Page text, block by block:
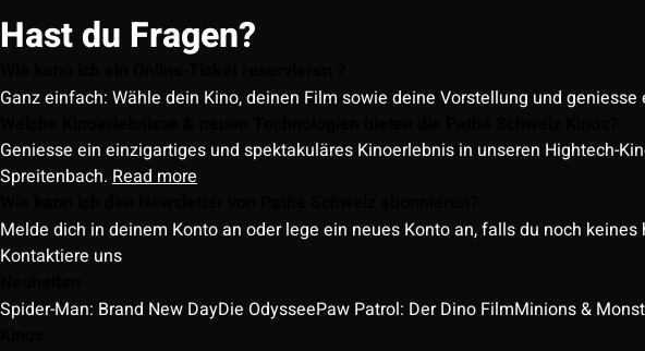
Hast du Fragen?
Ganz einfach: Wähle dein Kino, deinen Film sowie deine Vorstellung und geniesse
Geniesse ein einzigartiges und spektakuläres Kinoerlebnis in unseren Hightech-
Spreitenbach. Read more
Melde dich in deinem Konto an oder lege ein neues Konto an, falls du noch
Kontaktiere uns
Spider-Man: Brand New DayDie OdysseePaw Patrol: Der Dino FilmMinions &